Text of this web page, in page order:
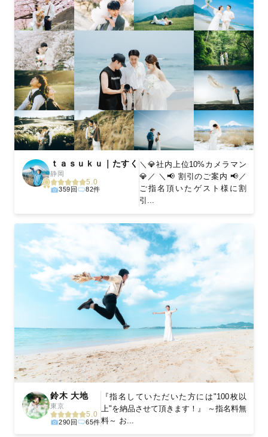
ｔａｓｕｋｕ｜たすく
静岡
5.0
359回 82件
＼💎社内上位10%カメラマン
💎／ ＼📢 割引のご案内 📢／
ご指名頂いたゲスト様に割
引...
鈴木 大地
東京
5.0
290回 65件
『指名していただいた方には"100枚以
上"を納品させて頂きます！』 ～指名料無
料～ お...